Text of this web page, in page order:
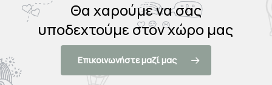
Θα χαρούμε να σας
υποδεχτούμε στον χώρο μας
Επικοινωνήστε μαζί μας